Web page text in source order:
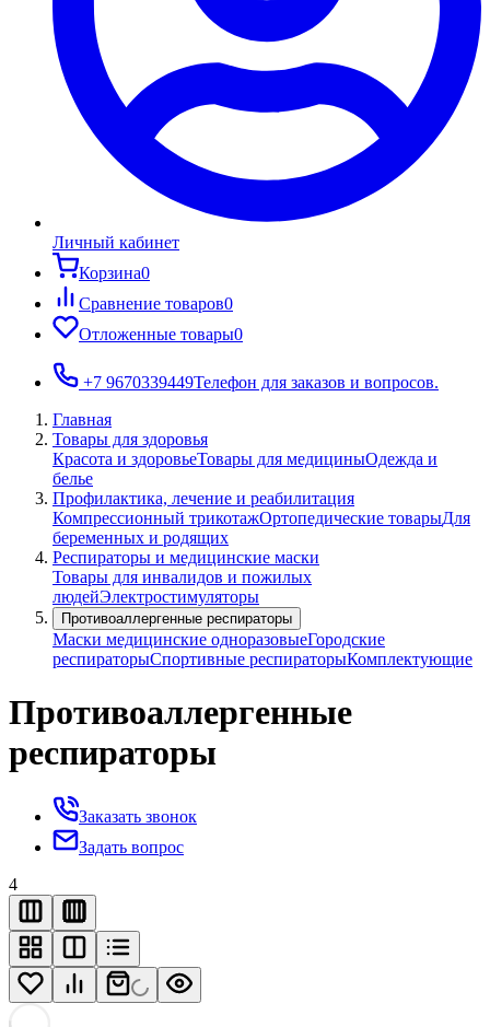
Личный кабинет
Корзина0
Сравнение товаров0
Отложенные товары0
+7 9670339449Телефон для заказов и вопросов.
Главная
Товары для здоровья
Красота и здоровьеТовары для медициныОдежда и
белье
Профилактика, лечение и реабилитация
Компрессионный трикотажОртопедические товарыДля
беременных и родящих
Респираторы и медицинские маски
Товары для инвалидов и пожилых
людейЭлектростимуляторы
Противоаллергенные респираторы
Маски медицинские одноразовыеГородские
респираторыСпортивные респираторыКомплектующие
Противоаллергенные
респираторы
Заказать звонок
Задать вопрос
4